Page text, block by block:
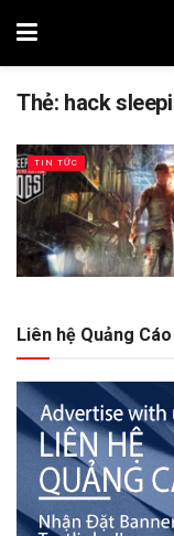
Thẻ: hack
TIN TỨC
Liên hệ Quảng Cáo